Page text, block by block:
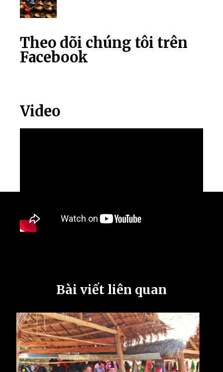
Theo dõi chúng tôi trên
Facebook
Video
Bài viết liên quan